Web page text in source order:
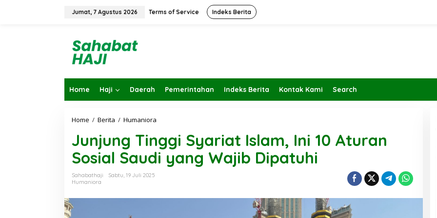
Jumat, 7 Agustus 2026 Terms of Service Indeks Berita
Home Haji Daerah Pemerintahan Indeks Berita Kontak Kami Search
Home / Berita / Humaniora
n
j
u
n
n
Junjung Tinggi Syariat Islam, Ini 10 Aturan
Sosial Saudi yang Wajib Dipatuhi
Sahabathaji
Sabtu, 19 Juli 2025
Humaniora
KBIHU Pada Jalurnya